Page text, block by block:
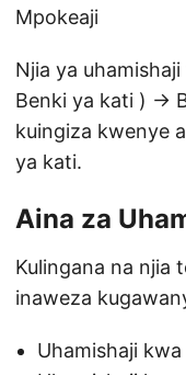
Mpokeaji
Njia ya
Benki ya kati ) →
kuingiza kwenye
ya kati.
Aina za
Kulingana na njia
inaweza
Uhamishaji